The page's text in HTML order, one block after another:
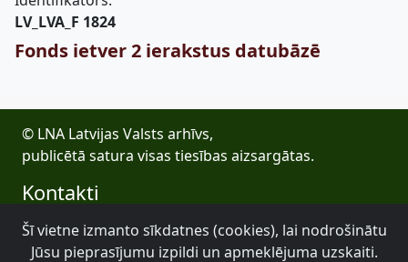
LV_LVA_F 1824
Fonds ietver 2 ierakstus datubāzē
© LNA Latvijas Valsts arhīvs,
publicētā satura visas tiesības aizsargātas.
Kontakti
E-pasts: lva@arhivi.gov.lv
Tālrunis: +371 20027447
Šī vietne izmanto sīkdatnes (cookies), lai nodrošinātu
Jūsu pieprasījumu izpildi un apmeklējuma uzskaiti.